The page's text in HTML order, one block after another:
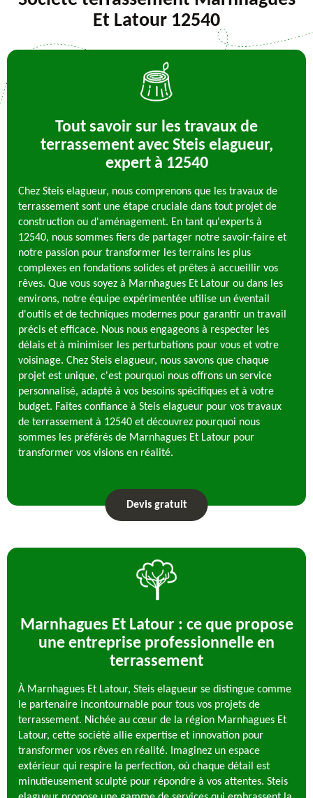
Et Latour 12540
Tout savoir sur les travaux de
terrassement avec Steis elagueur,
expert à 12540
Chez Steis elagueur, nous comprenons que les travaux de
terrassement sont une étape cruciale dans tout projet de
construction ou d'aménagement. En tant qu'experts à
12540, nous sommes fiers de partager notre savoir-faire et
notre passion pour transformer les terrains les plus
complexes en fondations solides et prêtes à accueillir vos
rêves. Que vous soyez à Marnhagues Et Latour ou dans les
environs, notre équipe expérimentée utilise un éventail
d'outils et de techniques modernes pour garantir un travail
précis et efficace. Nous nous engageons à respecter les
délais et à minimiser les perturbations pour vous et votre
voisinage. Chez Steis elagueur, nous savons que chaque
projet est unique, c'est pourquoi nous offrons un service
personnalisé, adapté à vos besoins spécifiques et à votre
budget. Faites confiance à Steis elagueur pour vos travaux
de terrassement à 12540 et découvrez pourquoi nous
sommes les préférés de Marnhagues Et Latour pour
transformer vos visions en réalité.
Devis gratuit
Marnhagues Et Latour : ce que propose
une entreprise professionnelle en
terrassement
À Marnhagues Et Latour, Steis elagueur se distingue comme
le partenaire incontournable pour tous vos projets de
terrassement. Nichée au cœur de la région Marnhagues Et
Latour, cette société allie expertise et innovation pour
transformer vos rêves en réalité. Imaginez un espace
extérieur qui respire la perfection, où chaque détail est
minutieusement sculpté pour répondre à vos attentes. Steis